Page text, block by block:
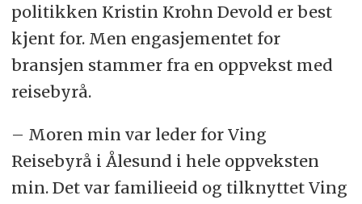
politikken Kristin Krohn Devold er best
kjent for. Men engasjementet for
bransjen stammer fra en oppvekst med
reisebyrå.
– Moren min var leder for Ving
Reisebyrå i Ålesund i hele oppveksten
min. Det var familieeid og tilknyttet Ving